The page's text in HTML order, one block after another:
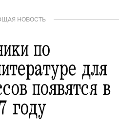
НОВОСТЬ
по
для
появятся в
году